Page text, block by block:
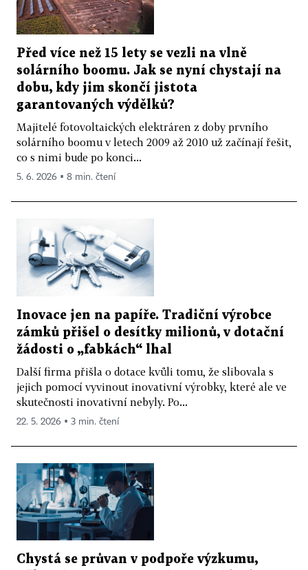
Před více než 15 lety se vezli na vlně
solárního boomu. Jak se nyní chystají na
dobu, kdy jim skončí jistota
garantovaných výdělků?
Majitelé fotovoltaických elektráren z doby prvního
solárního boomu v letech 2009 až 2010 už začínají řešit,
co s nimi bude po konci...
5. 6. 2026 ▪ 8 min. čtení
Inovace jen na papíře. Tradiční výrobce
zámků přišel o desítky milionů, v dotační
žádosti o „fabkách“ lhal
Další firma přišla o dotace kvůli tomu, že slibovala s
jejich pomocí vyvinout inovativní výrobky, které ale ve
skutečnosti inovativní nebyly. Po...
22. 5. 2026 ▪ 3 min. čtení
Chystá se průvan v podpoře výzkumu,